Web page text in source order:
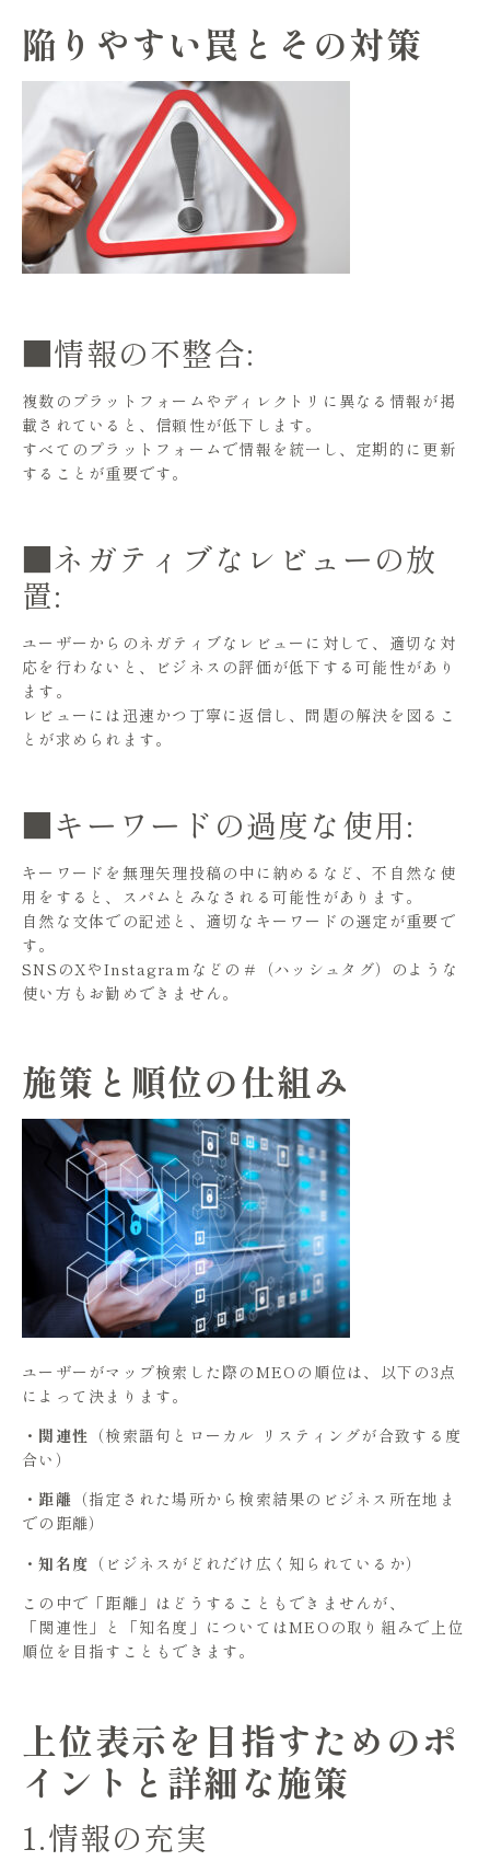
陥りやすい罠とその対策
■情報の不整合:
複数のプラットフォームやディレクトリに異なる情報が掲
載されていると、信頼性が低下します。
すべてのプラットフォームで情報を統一し、定期的に更新
することが重要です。
■ネガティブなレビューの放
置:
ユーザーからのネガティブなレビューに対して、適切な対
応を行わないと、ビジネスの評価が低下する可能性があり
ます。
レビューには迅速かつ丁寧に返信し、問題の解決を図るこ
とが求められます。
■キーワードの過度な使用:
キーワードを無理矢理投稿の中に納めるなど、不自然な使
用をすると、スパムとみなされる可能性があります。
自然な文体での記述と、適切なキーワードの選定が重要で
す。
SNSのXやInstagramなどの＃（ハッシュタグ）のような
使い方もお勧めできません。
施策と順位の仕組み
ユーザーがマップ検索した際のMEOの順位は、以下の3点
によって決まります。
・関連性 （検索語句とローカル リスティングが合致する度
合い）
・距離 （指定された場所から検索結果のビジネス所在地ま
での距離）
・知名度 （ビジネスがどれだけ広く知られているか）
この中で「距離」はどうすることもできませんが、
「関連性」と「知名度」についてはMEOの取り組みで上位
順位を目指すこともできます。
上位表示を目指すためのポ
イントと詳細な施策
1.情報の充実